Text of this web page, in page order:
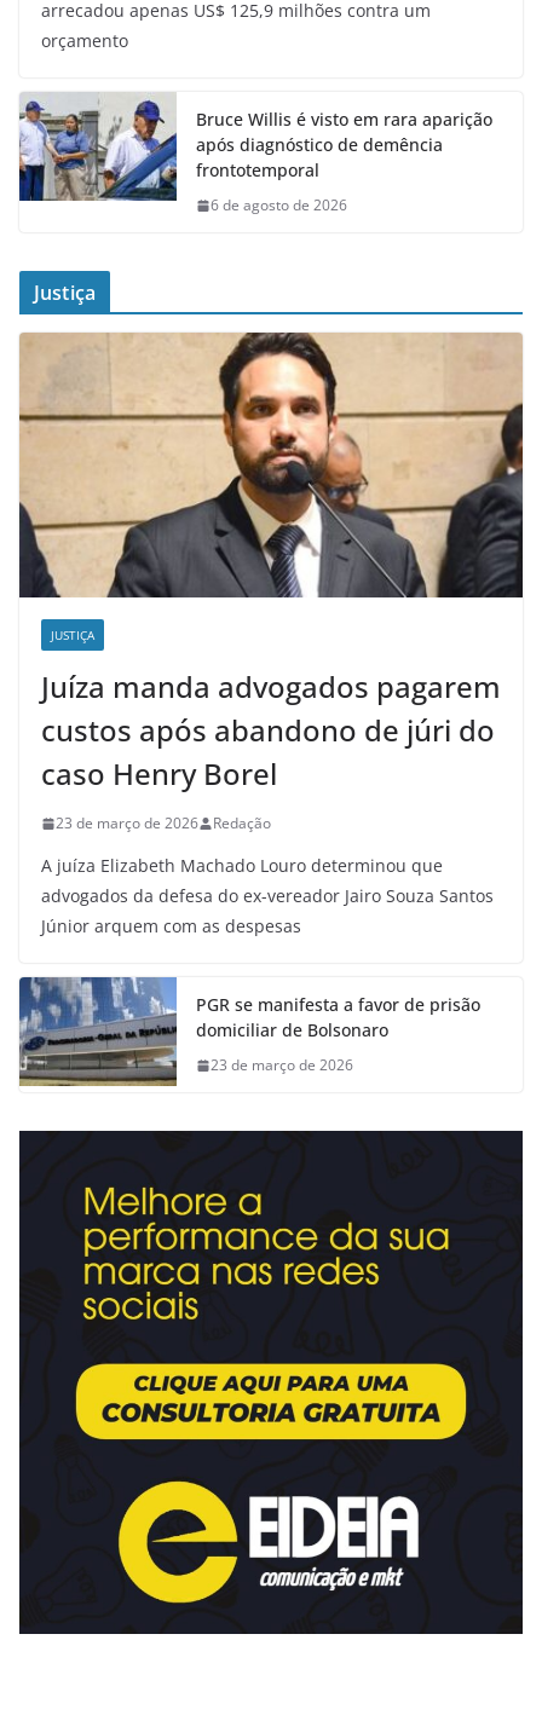
arrecadou apenas US$ 125,9 milhões contra um
orçamento
Bruce Willis é visto em rara aparição
após diagnóstico de demência
frontotemporal
6 de agosto de 2026
Justiça
JUSTIÇA
Juíza manda advogados pagarem
custos após abandono de júri do
caso Henry Borel
23 de março de 2026 Redação
A juíza Elizabeth Machado Louro determinou que
advogados da defesa do ex-vereador Jairo Souza Santos
Júnior arquem com as despesas
PGR se manifesta a favor de prisão
domiciliar de Bolsonaro
23 de março de 2026